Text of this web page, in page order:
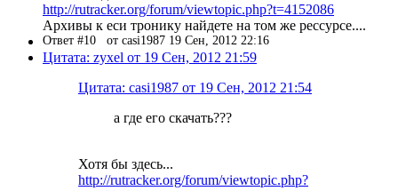
http://rutracker.org/forum/viewtopic.php?t=4152086
Архивы к еси тронику найдете на том же рессурсе....
Ответ #10 от casi1987 19 Сен, 2012 22:16
Цитата: zyxel от 19 Сен, 2012 21:59
Цитата: casi1987 от 19 Сен, 2012 21:54
а где его скачать???
Хотя бы здесь...
http://rutracker.org/forum/viewtopic.php?